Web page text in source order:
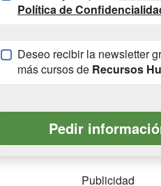
Política de
Deseo recibir la newsletter
más cursos de Recursos
Publicidad